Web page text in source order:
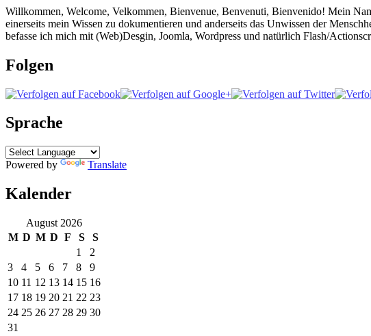
Willkommen, Welcome, Velkommen, Bienvenue, Benvenuti, Bienvenido! Mein
einerseits mein Wissen zu dokumentieren und anderseits das Unwissen der
befasse ich mich mit (Web)Desgin, Joomla, Wordpress und natürlich Flash/
Folgen
Sprache
Powered by Translate
Kalender
August 2026
M D M D F S
S
1
2
3
4 5 6 7 8
9
10 11 12 13 14 15 16
17 18 19 20 21 22 23
24 25 26 27 28 29 30
31